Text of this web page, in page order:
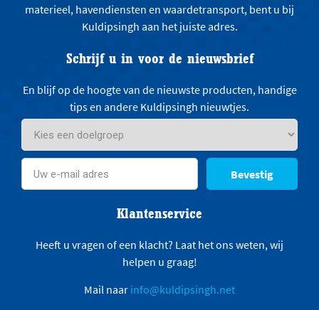
materieel, havendiensten en waardetransport, bent u bij
Kuldipsingh aan het juiste adres.
Schrijf u in voor de nieuwsbrief
En blijf op de hoogte van de nieuwste producten, handige
tips en andere Kuldipsingh nieuwtjes.
Bevestig
Klantenservice
Heeft u vragen of een klacht? Laat het ons weten, wij
helpen u graag!
Mail naar info@kuldipsingh.net